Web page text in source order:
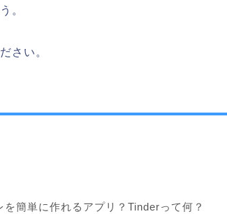
。
さい。
を簡単に作れるアプリ？Tinderって何？